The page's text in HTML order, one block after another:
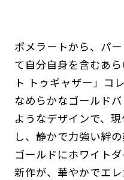
ポメラートから、パ
て自分自身を含むあ
ト トゥギャザー」コ
なめらかなゴールド
ようなデザインで、
し、静かで力強い絆
ゴールドにホワイト
新作が、華やかでエレ